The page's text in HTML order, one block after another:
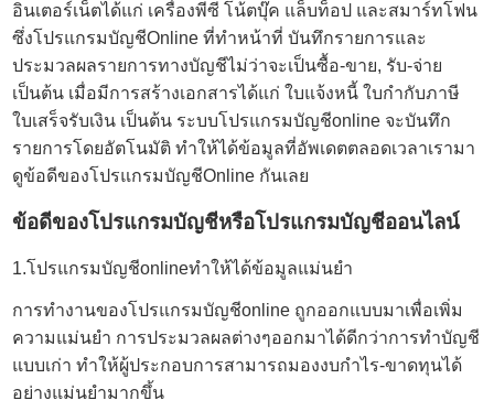
อินเตอร์เน็ตได้แก่ เครื่องพีซี โน้ตบุ๊ค แล็บท็อป และสมาร์ทโฟน
ซึ่งโปรแกรมบัญชีOnline ที่ทำหน้าที่ บันทึกรายการและ
ประมวลผลรายการทางบัญชีไม่ว่าจะเป็นซื้อ-ขาย, รับ-จ่าย
เป็นต้น เมื่อมีการสร้างเอกสารได้แก่ ใบแจ้งหนี้ ใบกำกับภาษี
ใบเสร็จรับเงิน เป็นต้น ระบบโปรแกรมบัญชีonline จะบันทึก
รายการโดยอัตโนมัติ ทำให้ได้ข้อมูลที่อัพเดตตลอดเวลาเรามา
ดูข้อดีของโปรแกรมบัญชีOnline กันเลย
ข้อดีของโปรแกรมบัญชีหรือโปรแกรมบัญชีออนไลน์
1.โปรแกรมบัญชีonlineทำให้ได้ข้อมูลแม่นยำ
การทำงานของโปรแกรมบัญชีonline ถูกออกแบบมาเพื่อเพิ่ม
ความแม่นยำ การประมวลผลต่างๆออกมาได้ดีกว่าการทำบัญชี
แบบเก่า ทำให้ผู้ประกอบการสามารถมองงบกำไร-ขาดทุนได้
อย่างแม่นยำมากขึ้น